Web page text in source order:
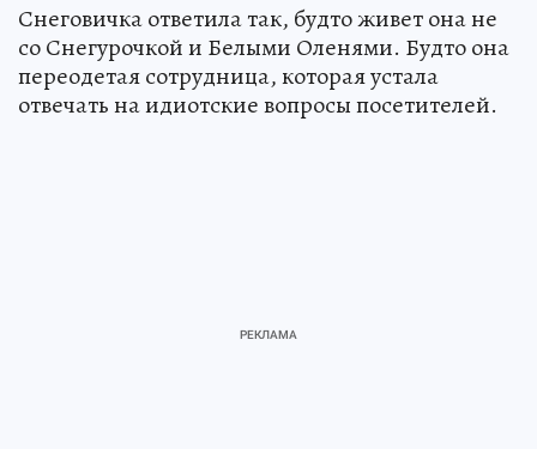
Снеговичка ответила так, будто живет она не
со Снегурочкой и Белыми Оленями. Будто она
переодетая сотрудница, которая устала
отвечать на идиотские вопросы посетителей.